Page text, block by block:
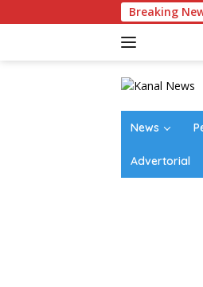
ke
Breaking
News
Advertorial